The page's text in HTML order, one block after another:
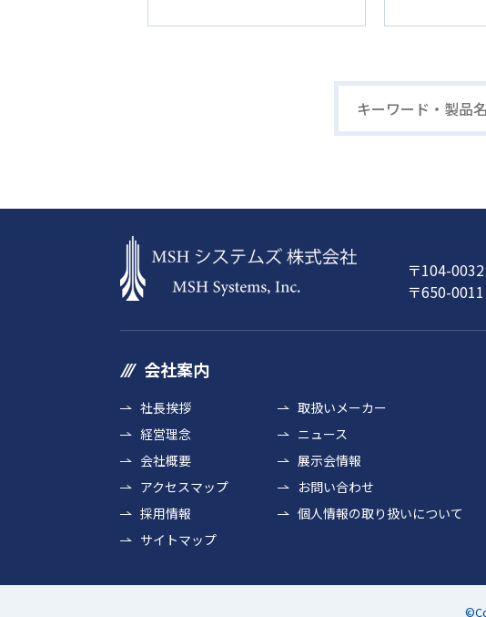
〒104-
〒650-
会社案内
社長挨拶
取扱いメーカー
経営理念
ニュース
会社概要
展示会情報
アクセスマップ
お問い合わせ
採用情報
個人情報の取り扱いについて
サイトマップ